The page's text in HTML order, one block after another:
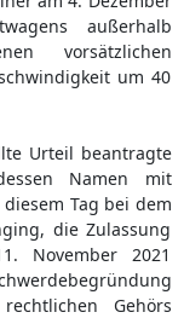
außerhalb
vorsätzlichen
um 40
Urteil beantragte
Namen mit
Tag bei dem
die Zulassung
November 2021
Gehörs